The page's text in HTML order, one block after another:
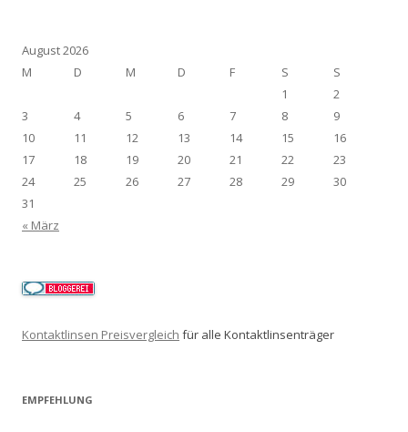
August 2026
M
D M D F S
S
1
2
3
4 5 6 7 8
9
10
11 12 13 14 15
16
17
18 19 20 21 22
23
24
25 26 27 28 29
30
31
« März
Kontaktlinsen Preisvergleich für alle Kontaktlinsenträger
EMPFEHLUNG